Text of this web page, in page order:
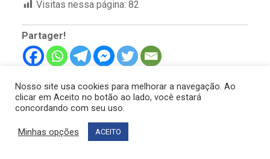
Visitas nessa página: 82
Partager!
© 2026 - FBPF - FÉDÉRATION BRÉSILIENNE DES
Nosso site usa cookies para melhorar a navegação. Ao
clicar em Aceito no botão ao lado, você estará
concordando com seu uso.
Minhas opções ACEITO